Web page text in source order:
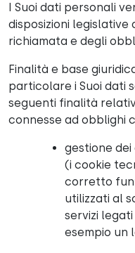
I Suoi dati personali
disposizioni
richiamata e degli
Finalità e base
particolare i Suoi dati
seguenti finalità
connesse ad
gestione
(i cookie
corretto
utilizzati al
servizi
esempio un